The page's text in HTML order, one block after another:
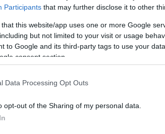
Participants that may further disclose it to other
that this website/app uses one or more Google
but not limited to your visit or usage
to Google and its third-party tags to use your
consent section.
Data Processing Opt Outs
opt-out of the Sharing of my personal data.
του Cine
με την παιδική ταινία
την Πέμπτη στις
21:15μ.μ. στην
Ο Cine Καλησπερίτης
την ταινία, «Bomber &
Τρίτη 4/8/2026, στις